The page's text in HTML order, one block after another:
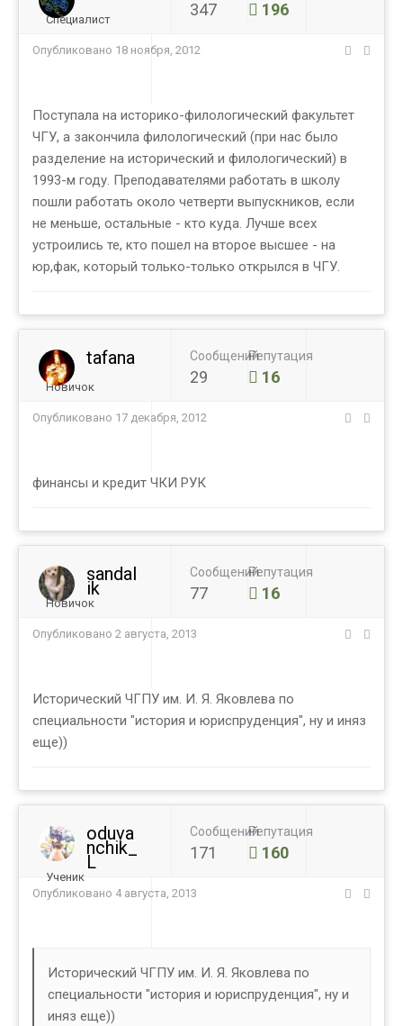
Специалист
347 196
Опубликовано 18 ноября, 2012
Поступала на историко-филологический факультет
ЧГУ, а закончила филологический (при нас было
разделение на исторический и филологический) в
1993-м году. Преподавателями работать в школу
пошли работать около четверти выпускников, если
не меньше, остальные - кто куда. Лучше всех
устроились те, кто пошел на второе высшее - на
юр,фак, который только-только открылся в ЧГУ.
tafana
Новичок
Сообщений
29
Репутация
16
Опубликовано 17 декабря, 2012
финансы и кредит ЧКИ РУК
sandal
ik
Новичок
Сообщений
77
Репутация
16
Опубликовано 2 августа, 2013
Исторический ЧГПУ им. И. Я. Яковлева по
специальности "история и юриспруденция", ну и иняз
еще))
oduva
nchik_
L
Ученик
Сообщений
171
Репутация
160
Опубликовано 4 августа, 2013
Исторический ЧГПУ им. И. Я. Яковлева по
специальности "история и юриспруденция", ну и
иняз еще))